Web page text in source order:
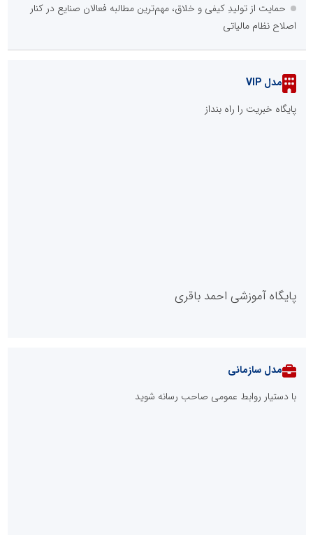
حمایت از تولیدِ کیفی و خلاق، مهم‌ترین مطالبه فعالان صنایع در کنار
اصلاح نظام مالیاتی
مدل VIP
پایگاه خبریت را راه بنداز
پایگاه آموزشی احمد باقری
مدل سازمانی
با دستیار روابط عمومی صاحب رسانه شوید